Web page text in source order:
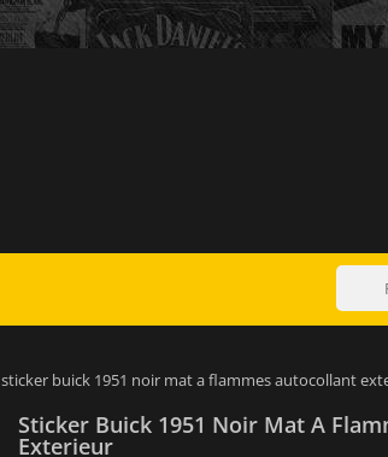
sticker buick 1951 noir mat a flammes autocollant
Sticker Buick 1951 Noir Mat A
Exterieur